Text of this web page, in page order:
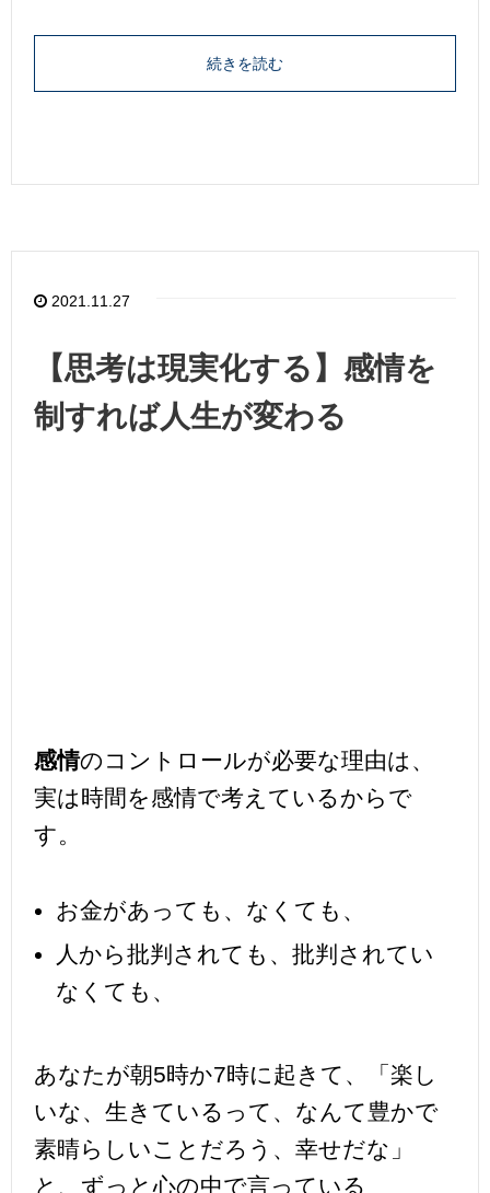
続きを読む
2021.11.27
【思考は現実化する】感情を
制すれば人生が変わる
感情のコントロールが必要な理由は、
実は時間を感情で考えているからで
す。
お金があっても、なくても、
人から批判されても、批判されてい
なくても、
あなたが朝5時か7時に起きて、「楽し
いな、生きているって、なんて豊かで
素晴らしいことだろう、幸せだな」
と、ずっと心の中で言っている